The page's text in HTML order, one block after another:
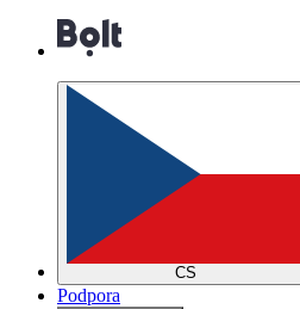
CS
Podpora